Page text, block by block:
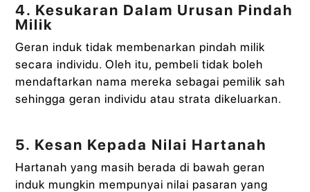
4. Kesukaran Dalam Urusan Pindah
Milik
Geran induk tidak membenarkan pindah milik
secara individu. Oleh itu, pembeli tidak boleh
mendaftarkan nama mereka sebagai pemilik sah
sehingga geran individu atau strata dikeluarkan.
5. Kesan Kepada Nilai Hartanah
Hartanah yang masih berada di bawah geran
induk mungkin mempunyai nilai pasaran yang